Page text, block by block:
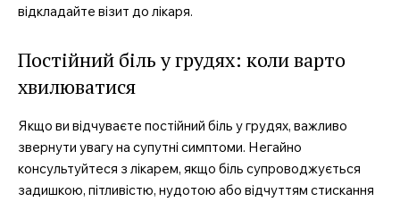
відкладайте візит до лікаря.
Постійний біль у грудях: коли варто
хвилюватися
Якщо ви відчуваєте постійний біль у грудях, важливо
звернути увагу на супутні симптоми. Негайно
консультуйтеся з лікарем, якщо біль супроводжується
задишкою, пітливістю, нудотою або відчуттям стискання